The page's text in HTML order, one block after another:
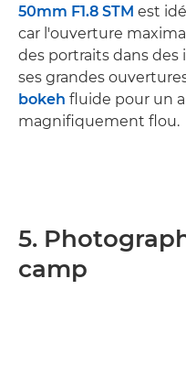
50mm F1.8 STM est
car l'ouverture
des portraits dans des
ses grandes
bokeh fluide pour un
magnifiquement flou.
5.
camp